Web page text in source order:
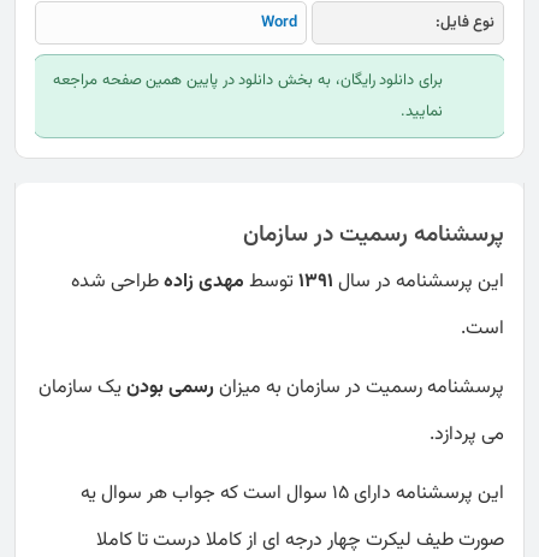
نوع فایل:
Word
برای دانلود رایگان، به بخش دانلود در پایین همین صفحه مراجعه
نمایید.
پرسشنامه رسميت در سازمان
این پرسشنامه در سال1391توسطمهدی زادهطراحی شده
است.
پرسشنامه رسمیت در سازمان به میزانرسمی بودنیک سازمان
می پردازد.
این پرسشنامه دارای 15 سوال است که جواب هر سوال یه
صورت طیف لیکرت چهار درجه ای از کاملا درست تا کاملا